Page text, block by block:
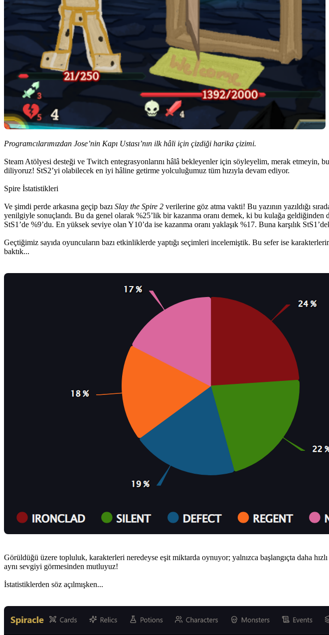
Programcılarımızdan Jose’nin Kapı Ustası’nın ilk hâli için çizdiği harika çizimi.
Steam Atölyesi desteği ve Twitch entegrasyonlarını hâlâ bekleyenler için söyleyelim, merak etmeyin,
diliyoruz! StS2’yi olabilecek en iyi hâline getirme yolculuğumuz tüm hızıyla devam ediyor.
Spire İstatistikleri
Ve şimdi perde arkasına geçip bazı Slay the Spire 2 verilerine göz atma vakti! Bu yazının yazıldığı
yenilgiyle sonuçlandı. Bu da genel olarak %25’lik bir kazanma oranı demek, ki bu kulağa
StS1’de %9’du. En yüksek seviye olan Y10’da ise kazanma oranı yaklaşık %17. Buna karşılık
Geçtiğimiz sayıda oyuncuların bazı etkinliklerde yaptığı seçimleri incelemiştik. Bu sefer ise
baktık...
Görüldüğü üzere topluluk, karakterleri neredeyse eşit miktarda oynuyor; yalnızca başlangıçta daha
aynı sevgiyi görmesinden mutluyuz!
İstatistiklerden söz açılmışken...